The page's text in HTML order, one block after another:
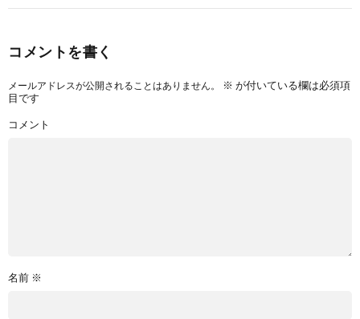
コメントを書く
メールアドレスが公開されることはありません。 ※ が付いている欄は必須項
目です
コメント
名前 ※